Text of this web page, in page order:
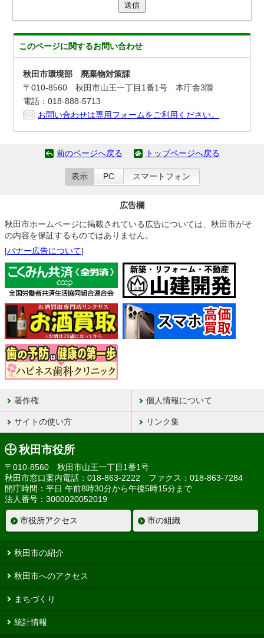
送信
このページに関するお問い合わせ
秋田市環境部 廃棄物対策課
〒010-8560 秋田市山王一丁目1番1号 本庁舎3階
電話：018-888-5713
お問い合わせは専用フォームをご利用ください。
前のページへ戻る トップページへ戻る
表示 PC スマートフォン
広告欄
秋田市ホームページに掲載されている広告については、秋田市がそ
の内容を保証するものではありません。
[バナー広告について]
著作権 個人情報について
サイトの使い方 リンク集
秋田市役所
〒010-8560 秋田市山王一丁目1番1号
秋田市窓口案内電話：018-863-2222 ファクス：018-863-7284
開庁時間：平日 午前8時30分から午後5時15分まで
法人番号：3000020052019
市役所アクセス 市の組織
秋田市の紹介
秋田市へのアクセス
まちづくり
統計情報